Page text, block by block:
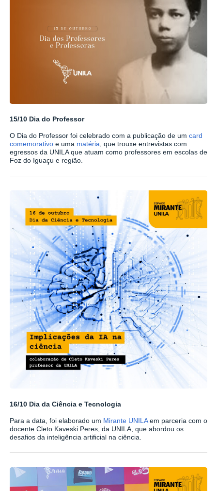
15/10 Dia do Professor
O Dia do Professor foi celebrado com a publicação de um card
comemorativo e uma matéria , que trouxe entrevistas com
egressos da UNILA que atuam como professores em escolas de
Foz do Iguaçu e região.
16/10 Dia da Ciência e Tecnologia
Para a data, foi elaborado um Mirante UNILAem parceria com o
docente Cleto Kaveski Peres, da UNILA, que abordou os
desafios da inteligência artificial na ciência.